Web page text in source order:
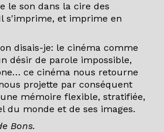
le son dans la cire des
s'imprime, et imprime en
disais-je: le cinéma comme
désir de parole impossible,
ce cinéma nous retourne
projette par conséquent
mémoire flexible, stratifiée,
du monde et de ses images.
Bons.